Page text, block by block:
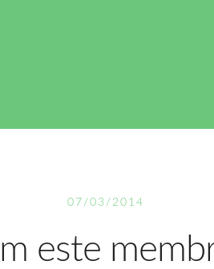
07/03/2014
este